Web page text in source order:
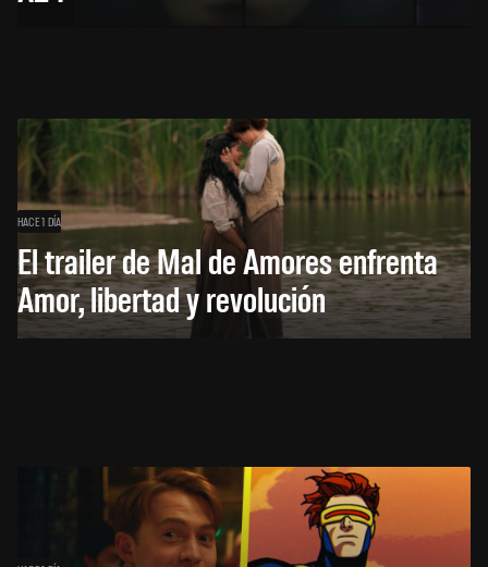
HACE 1 DÍA
El trailer de Mal de Amores enfrenta
Amor, libertad y revolución